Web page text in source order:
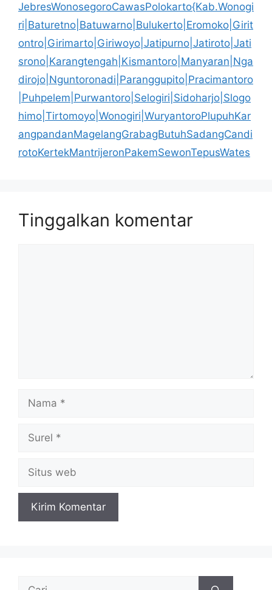
JebresWonosegoroCawasPolokarto{Kab.Wonogi
ri|Baturetno|Batuwarno|Bulukerto|Eromoko|Girit
ontro|Girimarto|Giriwoyo|Jatipurno|Jatiroto|Jati
srono|Karangtengah|Kismantoro|Manyaran|Nga
dirojo|Nguntoronadi|Paranggupito|Pracimantoro
|Puhpelem|Purwantoro|Selogiri|Sidoharjo|Slogo
himo|Tirtomoyo|Wonogiri|WuryantoroPlupuhKar
angpandanMagelangGrabagButuhSadangCandi
rotoKertekMantrijeronPakemSewonTepusWates
Tinggalkan komentar
Nama
Surel
Situs
web
Cari